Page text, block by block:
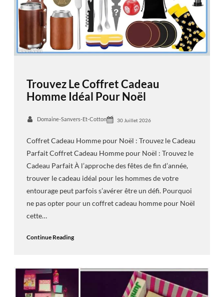
Trouvez Le Coffret Cadeau
Homme Idéal Pour Noël
Domaine-Sanvers-Et-Cotton 30 Juillet 2026
Coffret Cadeau Homme pour Noël : Trouvez le Cadeau
Parfait Coffret Cadeau Homme pour Noël : Trouvez le
Cadeau Parfait À l’approche des fêtes de fin d’année,
trouver le cadeau idéal pour les hommes de votre
entourage peut parfois s’avérer être un défi. Pourquoi
ne pas opter pour un coffret cadeau homme pour Noël
cette…
Continue Reading